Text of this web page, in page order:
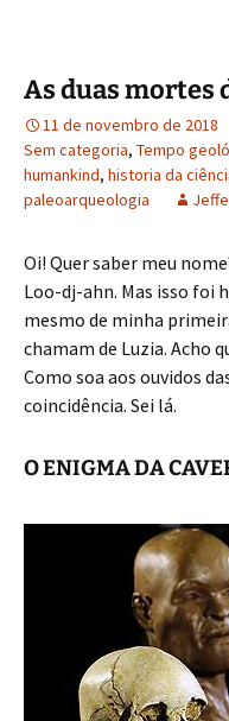
k n
As duas mortes
11 de novembro de 2018
Sem categoria, Tempo
humankind, historia da
paleoarqueologia
Oi! Quer saber meu
Loo-dj-ahn. Mas isso foi
mesmo de minha
chamam de Luzia. Acho
Como soa aos ouvidos
coincidência. Sei lá.
O ENIGMA DA